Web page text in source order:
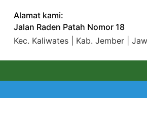
Alamat kami:
Jalan Raden Patah Nomor 18
Kec. Kaliwates | Kab. Jember |